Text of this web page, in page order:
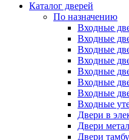
Каталог дверей
По назначению
Входные
Входные
Входные
Входные
Входные
Входные
Входные
Входные
Двери в
Двери
Двери